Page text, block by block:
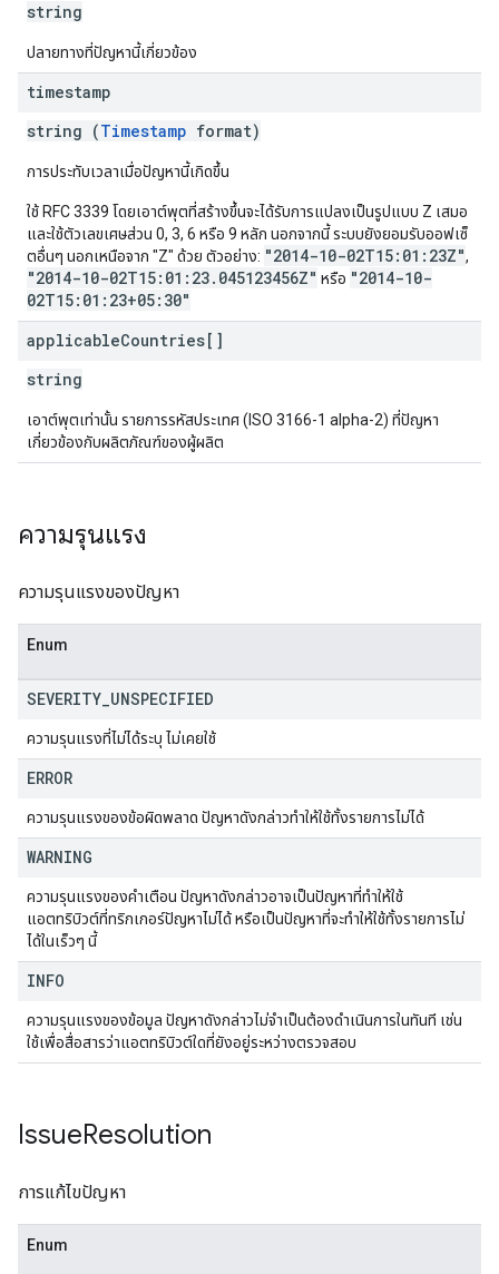
string
ปลายทางที่ปัญหานี้เกี่ยวข้อง
timestamp
string (Timestamp format)
การประทับเวลาเมื่อปัญหานี้เกิดขึ้น
ใช้ RFC 3339 โดยเอาต์พุตที่สร้างขึ้นจะได้รับการแปลงเป็นรูปแบบ Z เสมอ
และใช้ตัวเลขเศษส่วน 0, 3, 6 หรือ 9 หลัก นอกจากนี้ ระบบยังยอมรับออฟเซ็
ตอื่นๆ นอกเหนือจาก "Z" ด้วย ตัวอย่าง: "2014-10-02T15:01:23Z",
"2014-10-02T15:01:23.045123456Z" หรือ "2014-10-
02T15:01:23+05:30"
applicableCountries[]
string
เอาต์พุตเท่านั้น รายการรหัสประเทศ (ISO 3166-1 alpha-2) ที่ปัญหา
เกี่ยวข้องกับผลิตภัณฑ์ของผู้ผลิต
ความรุนแรง
ความรุนแรงของปัญหา
Enum
SEVERITY UNSPECIFIED
ความรุนแรงที่ไม่ได้ระบุ ไม่เคยใช้
ERROR
ความรุนแรงของข้อผิดพลาด ปัญหาดังกล่าวทำให้ใช้ทั้งรายการไม่ได้
WARNING
ความรุนแรงของคำเตือน ปัญหาดังกล่าวอาจเป็นปัญหาที่ทำให้ใช้
แอตทริบิวต์ที่ทริกเกอร์ปัญหาไม่ได้ หรือเป็นปัญหาที่จะทำให้ใช้ทั้งรายการไม่
ได้ในเร็วๆ นี้
INFO
ความรุนแรงของข้อมูล ปัญหาดังกล่าวไม่จำเป็นต้องดำเนินการในทันที เช่น
ใช้เพื่อสื่อสารว่าแอตทริบิวต์ใดที่ยังอยู่ระหว่างตรวจสอบ
IssueResolution
การแก้ไขปัญหา
Enum